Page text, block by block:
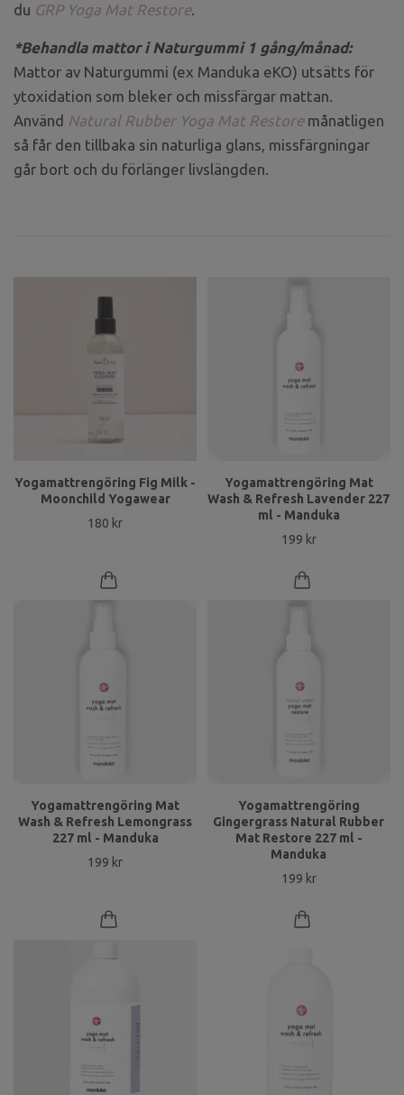
du GRP Yoga Mat Restore.
*Behandla mattor i Naturgummi 1 gång/månad:
Mattor av Naturgummi (ex Manduka eKO) utsätts för
ytoxidation som bleker och missfärgar mattan.
Använd Natural Rubber Yoga Mat Restoremånatligen
så får den tillbaka sin naturliga glans, missfärgningar
går bort och du förlänger livslängden.
Yogamattrengöring Fig Milk -
Moonchild Yogawear
180 kr
Yogamattrengöring Mat
Wash & Refresh Lavender 227
ml - Manduka
199 kr
Yogamattrengöring Mat
Wash & Refresh Lemongrass
227 ml - Manduka
199 kr
Yogamattrengöring
Gingergrass Natural Rubber
Mat Restore 227 ml -
Manduka
199 kr